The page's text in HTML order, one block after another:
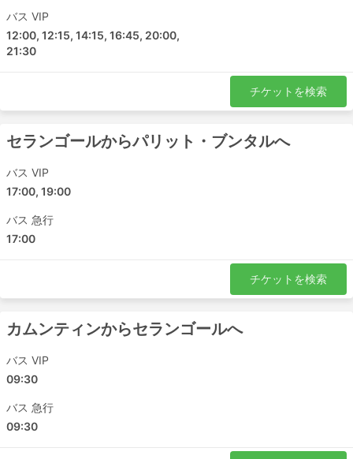
クリム - ムラカ
Gurun - アイヤー・ヒタム
チャンルーン - ヌグリ・スンビラン
パリット・ブンタル - イポー
Gurun - セランゴール
クリム - スクダイ
スンガイ・ペタニ - イポー
アロルセタル - ジョホールバル
ムラカ - クリム
チャンルーン - クアラルンプール
ジョホール - バターワース
バス VIP
12:00, 12:15, 14:15, 16:45, 20:00,
21:30
チケットを検索
セランゴールからパリット・ブンタルへ
バス VIP
17:00, 19:00
バス 急行
17:00
チケットを検索
カムンティンからセランゴールへ
バス VIP
09:30
バス 急行
09:30